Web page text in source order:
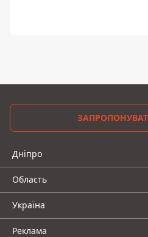
Дніпро
Область
Україна
Реклама